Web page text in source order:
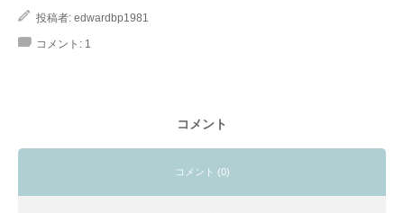
投稿者: edwardbp1981
コメント: 1
コメント
コメント (0)